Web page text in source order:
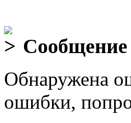
Обнаружена
ошибки,